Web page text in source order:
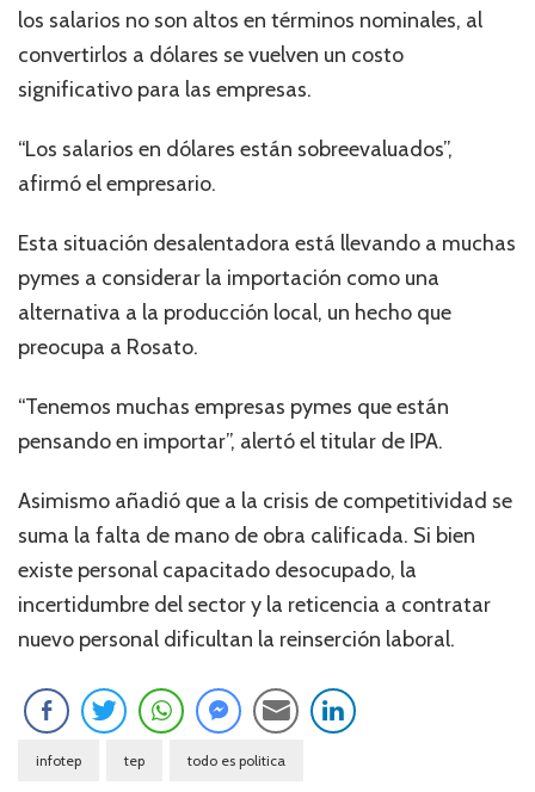
los salarios no son altos en términos nominales, al
convertirlos a dólares se vuelven un costo
significativo para las empresas.
“Los salarios en dólares están sobreevaluados”,
afirmó el empresario.
Esta situación desalentadora está llevando a muchas
pymes a considerar la importación como una
alternativa a la producción local, un hecho que
preocupa a Rosato.
“Tenemos muchas empresas pymes que están
pensando en importar”, alertó el titular de IPA.
Asimismo añadió que a la crisis de competitividad se
suma la falta de mano de obra calificada. Si bien
existe personal capacitado desocupado, la
incertidumbre del sector y la reticencia a contratar
nuevo personal dificultan la reinserción laboral.
infotep tep todo es politica